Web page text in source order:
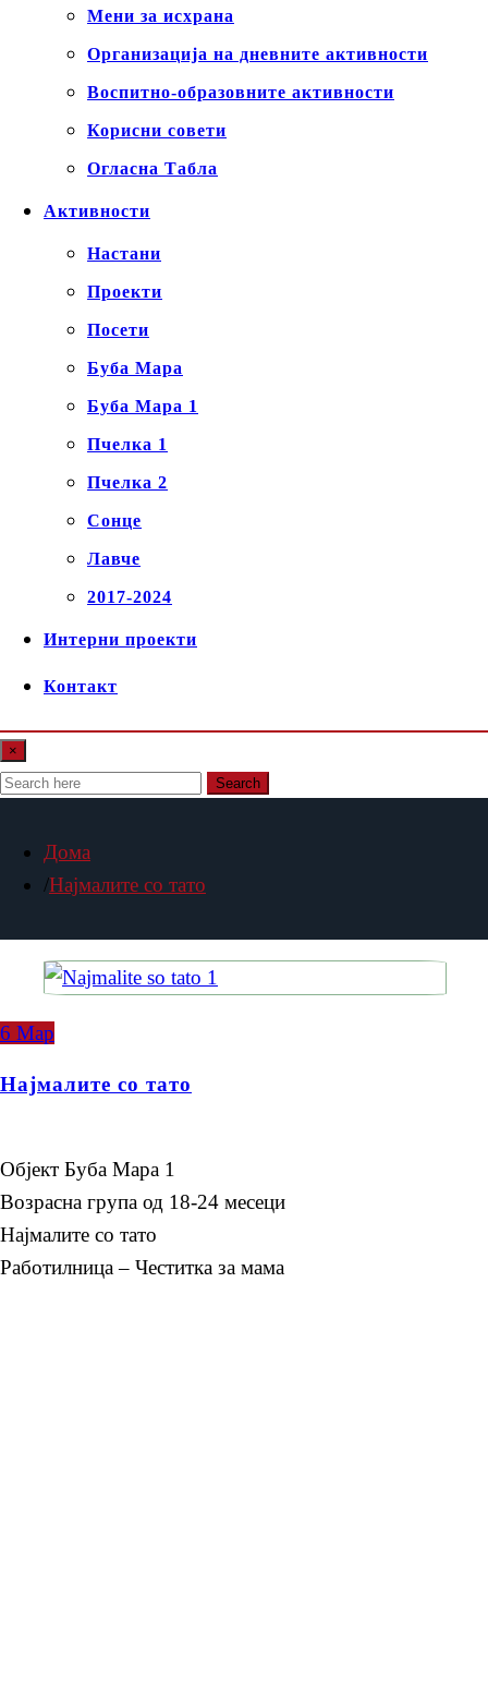
Мени за исхрана
Организација на дневните активности
Воспитно-образовните активности
Корисни совети
Огласна Табла
Активности
Настани
Проекти
Посети
Буба Мара
Буба Мара 1
Пчелка 1
Пчелка 2
Сонце
Лавче
2017-2024
Интерни проекти
Контакт
×
Search
Дома
Најмалите со тато
6 Мар
Најмалите со тато
Објект Буба Мара 1
Возрасна група од 18-24 месеци
Најмалите со тато
Работилница – Честитка за мама